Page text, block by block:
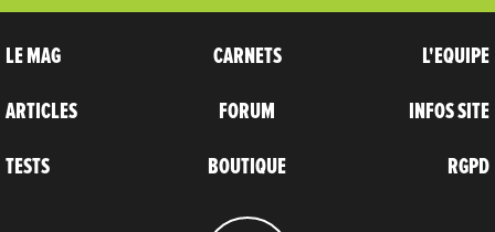
LE MAG
ARTICLES
TESTS
CARNETS
FORUM
BOUTIQUE
L'EQUIPE
INFOS SITE
RGPD